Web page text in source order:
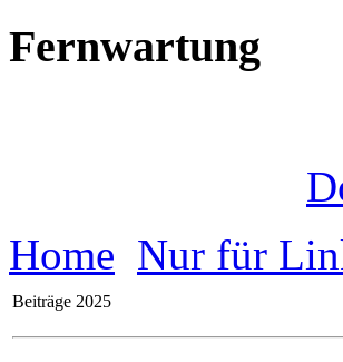
Fernwartung
Home Nur für
Beiträge 2025